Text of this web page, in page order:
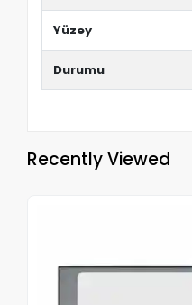
Yüzey
Durumu
Recently Viewed